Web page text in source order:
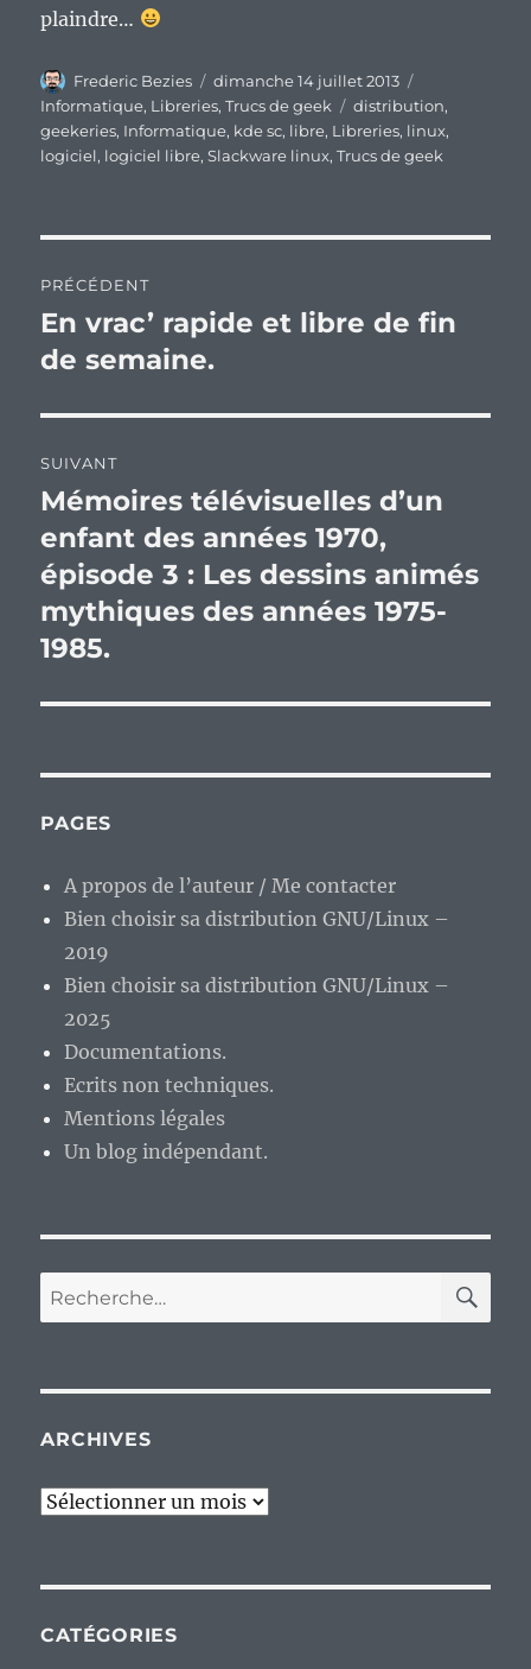
plaindre…
Auteur
Frederic Bezies
Publié
le
dimanche 14 juillet 2013
Informatique, Libreries,Trucs de geek Étiquettes
distribution,
geekeries, Informatique, kde sc, libre, Libreries, linux,
logiciel, logiciel libre,Slackware linux,Trucs de geek
de
l’article
PRÉCÉDENT
Publication
précédente :
En vrac’ rapide et libre de fin
de semaine.
SUIVANT
Publication
suivante :
Mémoires télévisuelles d’un
enfant des années 1970,
épisode 3 : Les dessins animés
mythiques des années 1975-
1985.
PAGES
A propos de l’auteur / Me contacter
Bien choisir sa distribution GNU/Linux –
2019
Bien choisir sa distribution GNU/Linux –
2025
Documentations.
Ecrits non techniques.
Mentions légales
Un blog indépendant.
Recherche
pour :
ARCHIVES
Archives
CATÉGORIES